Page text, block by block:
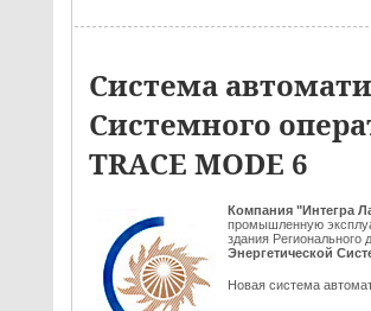
Система
Системного
TRACE MODE 6
Компания "Интегра
промышленную
здания Регионального
Энергетической
Новая система